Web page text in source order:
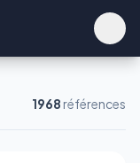
1968 références